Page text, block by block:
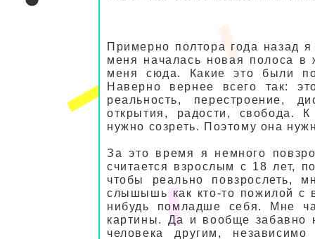
Примерно полтора года назад
меня началась новая полоса в
меня сюда. Какие это были
Наверно вернее всего так:
реальность,
открытия, радости, свобода.
нужно созреть. Поэтому она
За это время я немного
считается взрослым с 18 лет,
чтобы реально повзрослеть,
слышышь как кто-то пожилой с
нибудь помладше себя. Мне
картины. Да и вообще забавно
человека другим,